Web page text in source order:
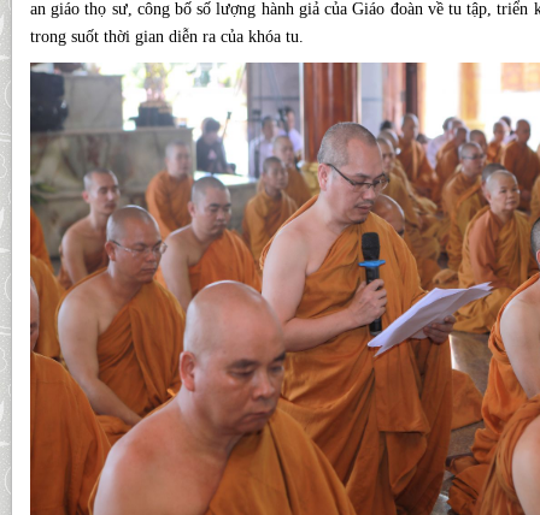
an giáo thọ sư, công bố số lượng hành giả của Giáo đoàn về tu tập,
trong suốt thời gian diễn ra của khóa tu.